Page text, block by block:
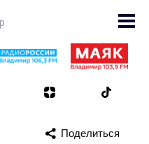
Поделиться